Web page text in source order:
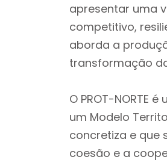
apresentar uma
competitivo,
aborda a
transformação
O PROT-NORTE
um Modelo
concretiza e que
coesão e a